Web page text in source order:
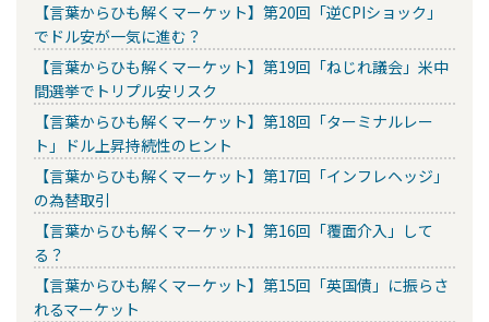
【言葉からひも解くマーケット】第20回「逆CPIショック」
でドル安が一気に進む？
【言葉からひも解くマーケット】第19回「ねじれ議会」米中
間選挙でトリプル安リスク
【言葉からひも解くマーケット】第18回「ターミナルレー
ト」ドル上昇持続性のヒント
【言葉からひも解くマーケット】第17回「インフレヘッジ」
の為替取引
【言葉からひも解くマーケット】第16回「覆面介入」して
る？
【言葉からひも解くマーケット】第15回「英国債」に振らさ
れるマーケット